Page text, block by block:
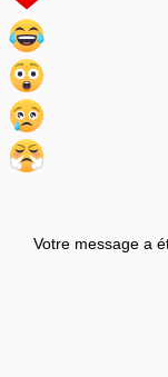
Votre message a